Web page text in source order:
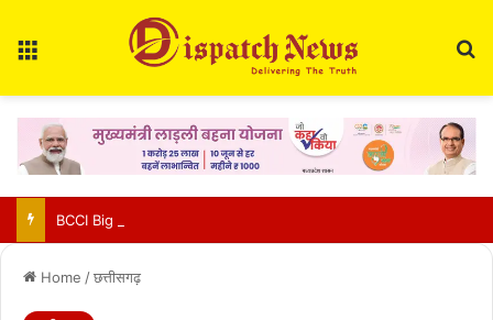
Home /छत्तीसगढ़